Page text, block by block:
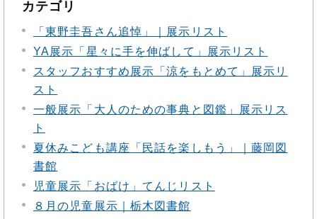
カテゴリ
「東野圭吾さん追悼」｜展示リスト
YA展示「星々に手を伸ばして」展示リスト
スタッフおすすめ展示「涼をもとめて」展示リ
スト
一般展示「大人のための事典と図鑑」展示リス
ト
夏休みこども講座「民話を楽しもう」｜藤岡図
書館
児童展示「おばけ」てんじリスト
８月の児童展示｜栃木図書館